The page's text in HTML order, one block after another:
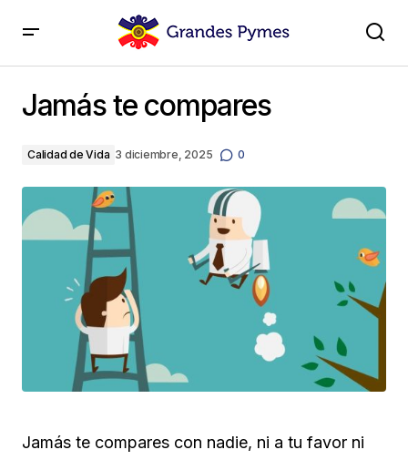
Jamás te compares
Calidad de Vida 3 diciembre, 2025 0
Jamás te compares con nadie, ni a tu favor ni